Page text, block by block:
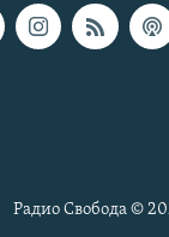
Радио Свобода ©